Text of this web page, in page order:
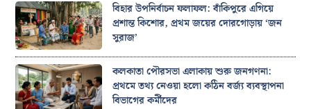
বিহার উপনির্বাচন ফলাফল: বাঁকিপুরে এগিয়ে
প্রশান্ত কিশোর, প্রথম জয়ের দোরগোড়ায় ‘জন
সুরাজ’
কলকাতা পৌরসভা এলাকায় শুরু জনগণনা:
প্রথমে তথ্য নেওয়া হলো কঠিন বর্জ্য ব্যবস্থাপনা
বিভাগের কর্মীদের